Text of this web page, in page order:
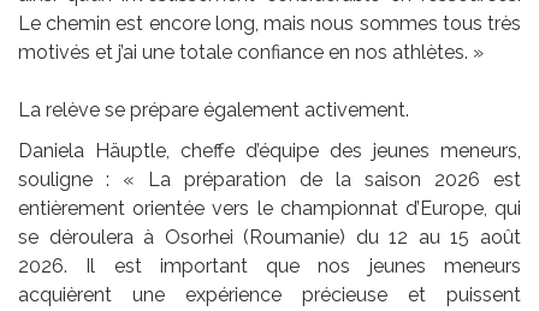
Le chemin est encore long, mais nous sommes tous très
motivés et j’ai une totale confiance en nos athlètes. »
La relève se prépare également activement.
Daniela Häuptle, cheffe d’équipe des jeunes meneurs,
souligne : « La préparation de la saison 2026 est
entièrement orientée vers le championnat d’Europe, qui
se déroulera à Osorhei (Roumanie) du 12 au 15 août
2026. Il est important que nos jeunes meneurs
acquièrent une expérience précieuse et puissent